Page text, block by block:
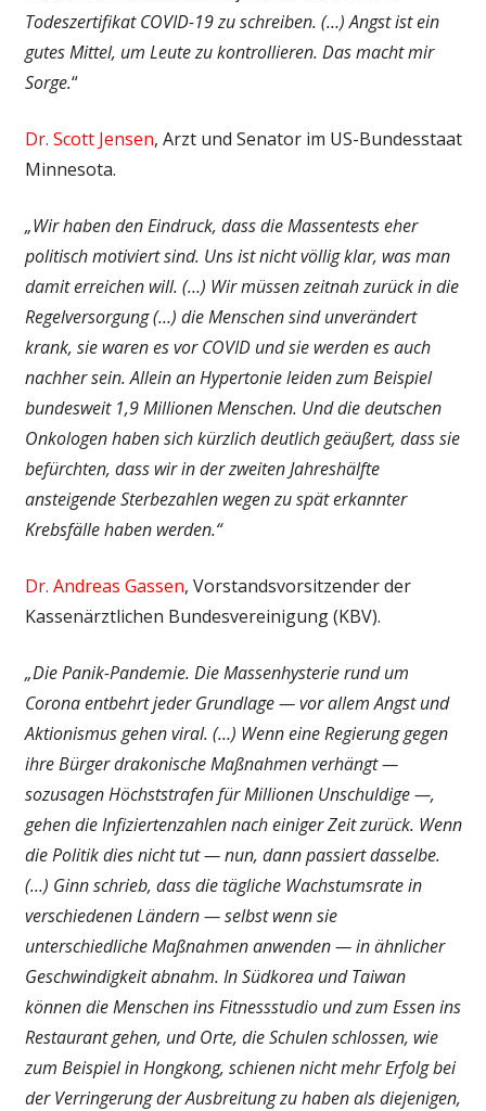
Todeszertifikat COVID-19 zu schreiben. (…) Angst ist ein
gutes Mittel, um Leute zu kontrollieren. Das macht mir
Sorge.“
Dr. Scott Jensen, Arzt und Senator im US-Bundesstaat
Minnesota.
„Wir haben den Eindruck, dass die Massentests eher
politisch motiviert sind. Uns ist nicht völlig klar, was man
damit erreichen will. (…) Wir müssen zeitnah zurück in die
Regelversorgung (…) die Menschen sind unverändert
krank, sie waren es vor COVID und sie werden es auch
nachher sein. Allein an Hypertonie leiden zum Beispiel
bundesweit 1,9 Millionen Menschen. Und die deutschen
Onkologen haben sich kürzlich deutlich geäußert, dass sie
befürchten, dass wir in der zweiten Jahreshälfte
ansteigende Sterbezahlen wegen zu spät erkannter
Krebsfälle haben werden.“
Dr. Andreas Gassen, Vorstandsvorsitzender der
Kassenärztlichen Bundesvereinigung (KBV).
„Die Panik-Pandemie. Die Massenhysterie rund um
Corona entbehrt jeder Grundlage — vor allem Angst und
Aktionismus gehen viral. (…) Wenn eine Regierung gegen
ihre Bürger drakonische Maßnahmen verhängt —
sozusagen Höchststrafen für Millionen Unschuldige —,
gehen die Infiziertenzahlen nach einiger Zeit zurück. Wenn
die Politik dies nicht tut — nun, dann passiert dasselbe.
(…) Ginn schrieb, dass die tägliche Wachstumsrate in
verschiedenen Ländern — selbst wenn sie
unterschiedliche Maßnahmen anwenden — in ähnlicher
Geschwindigkeit abnahm. In Südkorea und Taiwan
können die Menschen ins Fitnessstudio und zum Essen ins
Restaurant gehen, und Orte, die Schulen schlossen, wie
zum Beispiel in Hongkong, schienen nicht mehr Erfolg bei
der Verringerung der Ausbreitung zu haben als diejenigen,